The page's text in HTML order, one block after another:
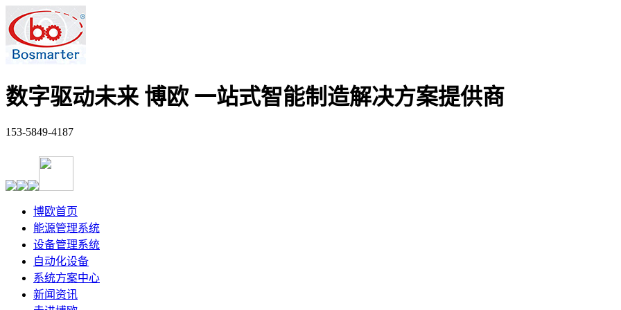
数字驱动未来博欧 一站式智能制造解决方案提供商
153-5849-4187
博欧首页
能源管理系统
设备管理系统
自动化设备
系统方案中心
新闻资讯